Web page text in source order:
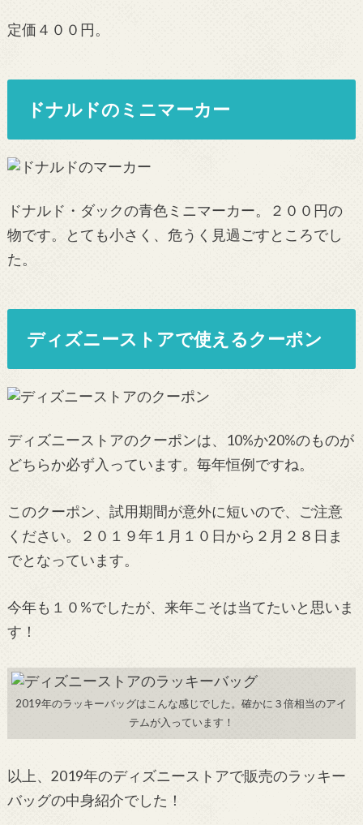
定価４００円。
ドナルドのミニマーカー
ドナルド・ダックの青色ミニマーカー。２００円の
物です。とても小さく、危うく見過ごすところでし
た。
ディズニーストアで使えるクーポン
ディズニーストアのクーポンは、10%か20%のものが
どちらか必ず入っています。毎年恒例ですね。
このクーポン、試用期間が意外に短いので、ご注意
ください。２０１９年１月１０日から２月２８日ま
でとなっています。
今年も１０%でしたが、来年こそは当てたいと思いま
す！
2019年のラッキーバッグはこんな感じでした。確かに３倍相当のアイ
テムが入っています！
以上、2019年のディズニーストアで販売のラッキー
バッグの中身紹介でした！